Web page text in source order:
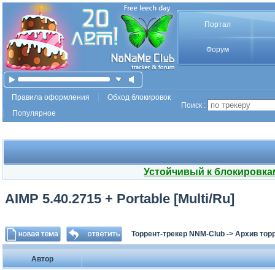
Портал
Форум
Правила оформления
Обход блокировок
Популярное
Поиск :
Устойчивый к
AIMP 5.40.2715 + Portable [Multi/Ru]
Торрент-трекер NNM-Club -> Архив
Автор